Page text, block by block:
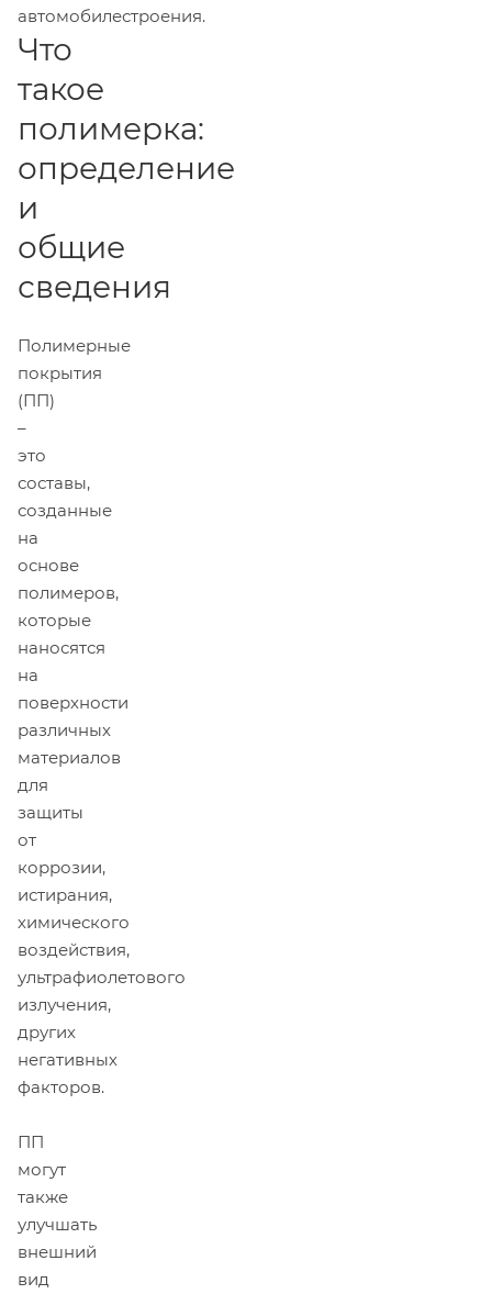
автомобилестроения.
Что
такое
полимерка:
определение
и
общие
сведения
Полимерные
покрытия
(ПП)
–
это
составы,
созданные
на
основе
полимеров,
которые
наносятся
на
поверхности
различных
материалов
для
защиты
от
коррозии,
истирания,
химического
воздействия,
ультрафиолетового
излучения,
других
негативных
факторов.
ПП
могут
также
улучшать
внешний
вид